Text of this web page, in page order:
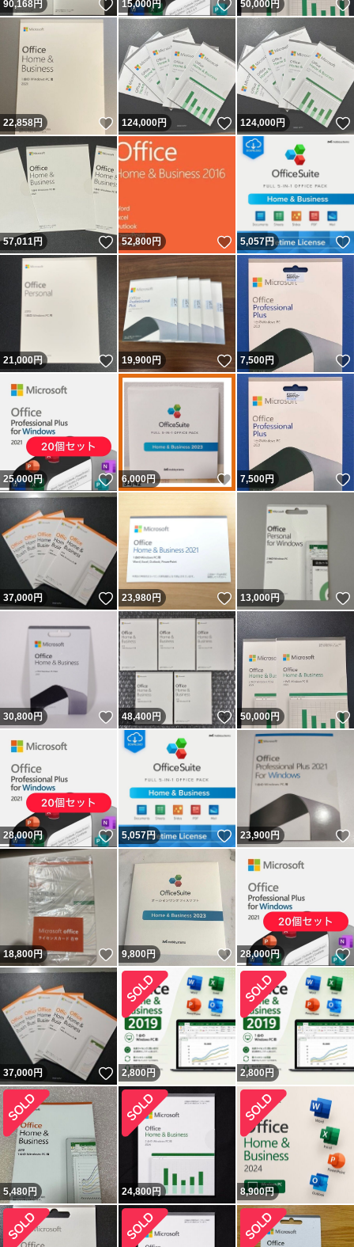
90,168円 いいね！
15,000円 いいね！
50,000円
22,858円 いいね！
124,000円 いいね！
124,000円
57,011円 いいね！
52,800円 いいね！
5,057円
21,000円 いいね！
19,900円 いいね！
7,500円
25,000円 いいね！
6,000円 いいね！
7,500円
37,000円 いいね！
23,980円 いいね！
13,000円
30,800円 いいね！
48,400円 いいね！
50,000円
28,000円 いいね！
5,057円 いいね！
23,900円
18,800円 いいね！
9,800円 いいね！
28,000円
37,000円 いいね！
2,800円 2,800円
5,480円 24,800円 8,900円